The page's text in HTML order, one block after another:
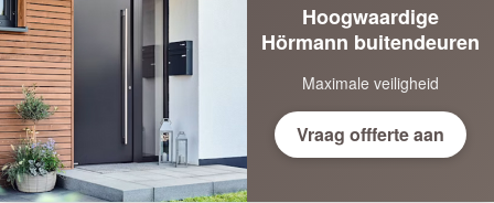
Hoogwaardige
Hörmann buitendeuren
Maximale veiligheid
Vraag offferte aan